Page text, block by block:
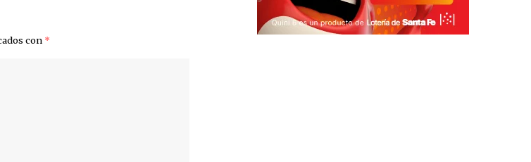
con *